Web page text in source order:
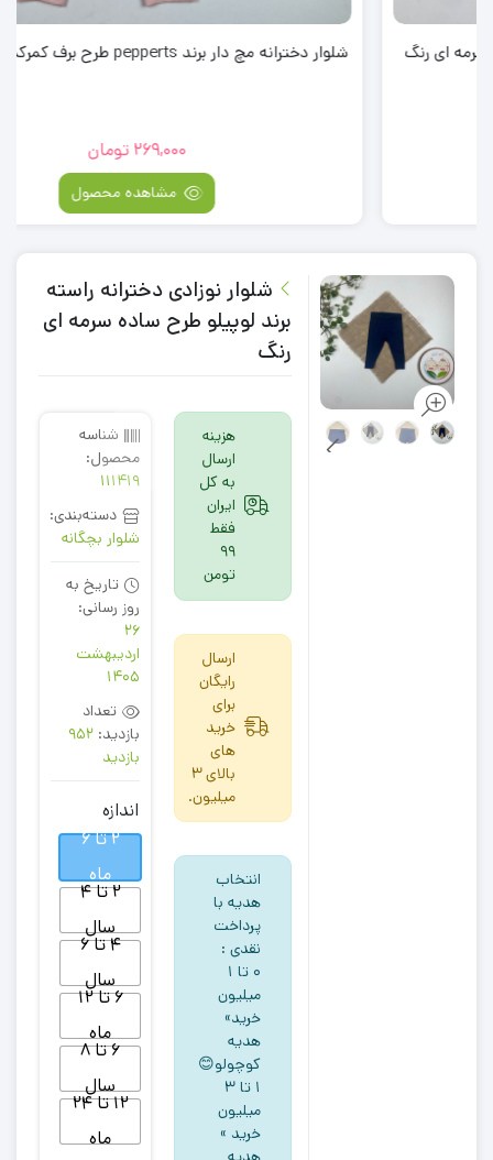
شلوار دخترانه مچ دار برند pepperts طرح برف کمرکش گلبهی رنگ
مشاهده محصول
شلوار نوزادی دخترانه راسته
برند لوپیلو طرح ساده سرمه ای
رنگ
هزینه
ارسال
به کل
ایران
فقط
99
تومن
ارسال
رایگان
برای
خرید
های
بالای 3
میلیون.
انتخاب
هدیه با
پرداخت
نقدی :
۰ تا ۱
میلیون
خرید»
هدیه
کوچولو😊
۱ تا ۳
میلیون
خرید »
شناسه
محصول:
111419
دسته‌بندی:
شلوار بچگانه
تاریخ به
روز رسانی:
26
اردیبهشت
1405
تعداد
بازدید: 952
بازدید
اندازه
2 تا 6
ماه
2 تا 4
سال
4 تا 6
سال
6 تا 12
ماه
6 تا 8
سال
12 تا 24
ماه